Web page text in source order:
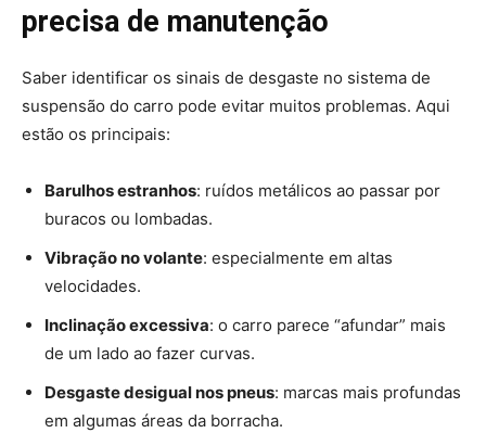
precisa de manutenção
Saber identificar os sinais de desgaste no sistema de
suspensão do carro pode evitar muitos problemas. Aqui
estão os principais:
Barulhos estranhos: ruídos metálicos ao passar por
buracos ou lombadas.
Vibração no volante: especialmente em altas
velocidades.
Inclinação excessiva: o carro parece “afundar” mais
de um lado ao fazer curvas.
Desgaste desigual nos pneus: marcas mais profundas
em algumas áreas da borracha.